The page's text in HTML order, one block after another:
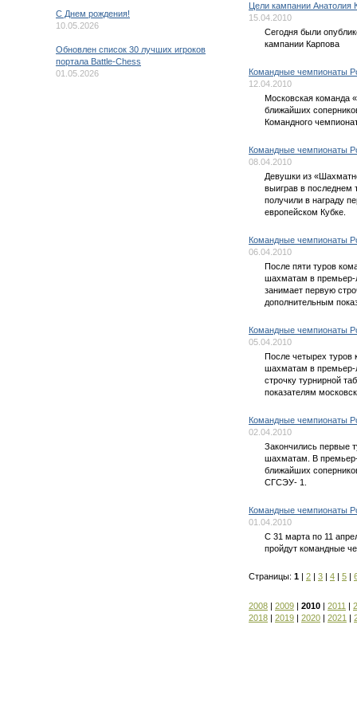
C Днем рождения!
10.05.2026
Обновлен список 30 лучших игроков
портала Battle-Chess
01.05.2026
Цели кампании Анатолия
15.04.2010
Сегодня были
кампании Карпова
Командные чемпионаты
12.04.2010
Московская команда
ближайших
Командного
Командные чемпионаты
08.04.2010
Девушки из
выиграв в последнем
получили в награду
европейском Кубке.
Командные чемпионаты
06.04.2010
После пяти туров
шахматам в
занимает первую
дополнительным
Командные чемпионаты
05.04.2010
После четырех туров
шахматам в премьер-
строчку турнирной
показателям
Командные чемпионаты
02.04.2010
Закончились первые
шахматам. В
ближайших
СГСЭУ- 1.
Командные чемпионаты
01.04.2010
С 31 марта по 11
пройдут командные
Страницы: 1 | 2 | 3 | 4 | 5 |
2008 | 2009 | 2010 | 2011 |
2018 | 2019 | 2020 | 2021 |